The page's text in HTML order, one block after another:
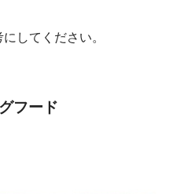
してください。
フード